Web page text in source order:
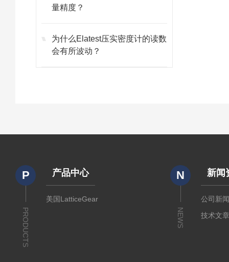
量精度？
为什么Elatest压实密度计的读数
会有所波动？
P
PRODUCTS
产品中心
美国LatticeGear
N
NEWS
新闻
公司新
技术文